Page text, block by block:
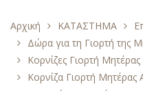
Αρχική ΚΑΤΑΣΤΗΜΑ
Δώρα για τη Γιορτή της
Κορνίζες Γιορτή Μητέρας
Κορνίζα Γιορτή